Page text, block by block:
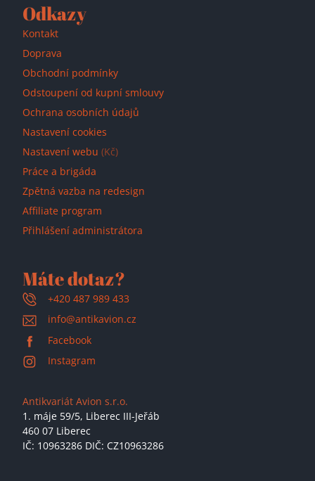
Odkazy
Kontakt
Doprava
Obchodní podmínky
Odstoupení od kupní smlouvy
Ochrana osobních údajů
Nastavení cookies
Nastavení webu (Kč)
Práce a brigáda
Zpětná vazba na redesign
Affiliate program
Přihlášení administrátora
Máte dotaz?
+420 487 989 433
info@antikavion.cz
Facebook
Instagram
Antikvariát Avion s.r.o.
1. máje 59/5, Liberec III-Jeřáb
460 07 Liberec
IČ: 10963286 DIČ: CZ10963286